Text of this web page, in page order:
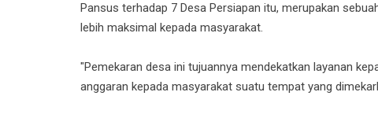
Pansus terhadap 7 Desa Persiapan itu, merupakan
lebih maksimal kepada masyarakat.
"Pemekaran desa ini tujuannya mendekatkan layanan
anggaran kepada masyarakat suatu tempat yang